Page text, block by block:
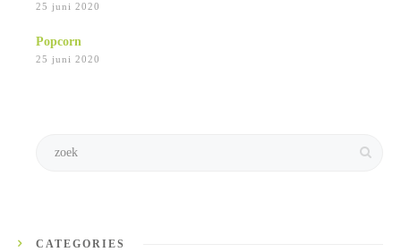
25 juni 2020
Popcorn
25 juni 2020
CATEGORIES